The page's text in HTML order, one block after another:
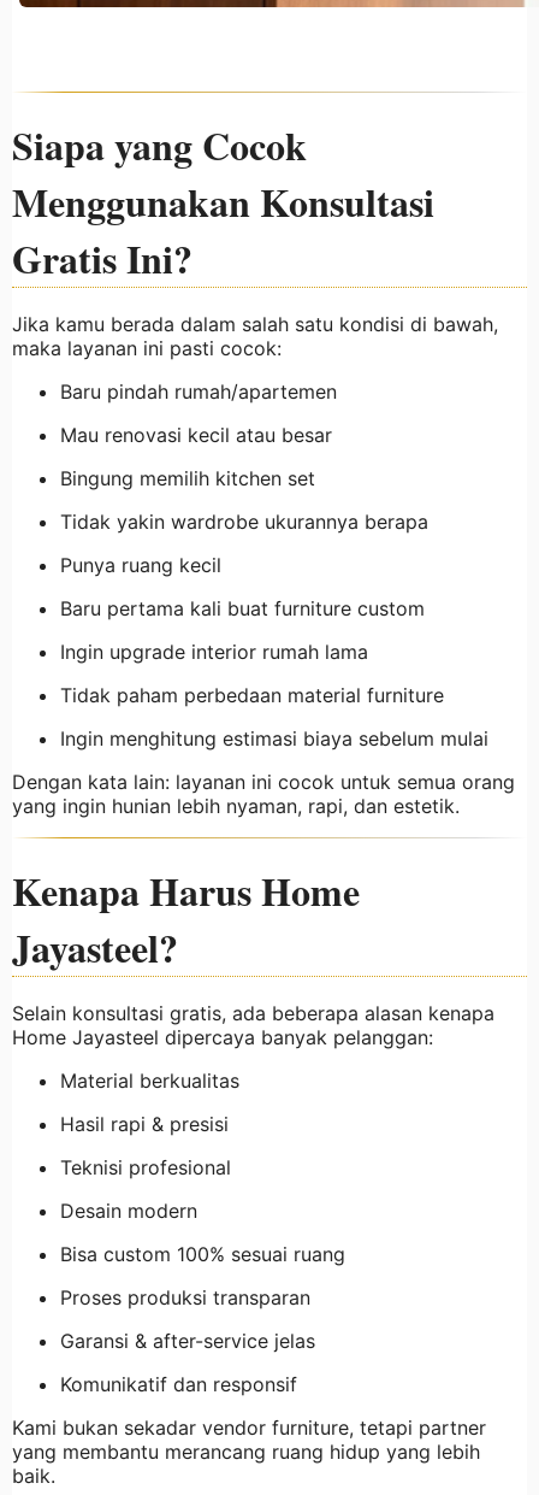
Siapa yang Cocok
Menggunakan Konsultasi
Gratis Ini?
Jika kamu berada dalam salah satu kondisi di bawah,
maka layanan ini pasti cocok:
Baru pindah rumah/apartemen
Mau renovasi kecil atau besar
Bingung memilih kitchen set
Tidak yakin wardrobe ukurannya berapa
Punya ruang kecil
Baru pertama kali buat furniture custom
Ingin upgrade interior rumah lama
Tidak paham perbedaan material furniture
Ingin menghitung estimasi biaya sebelum mulai
Dengan kata lain: layanan ini cocok untuk semua orang
yang ingin hunian lebih nyaman, rapi, dan estetik.
Kenapa Harus Home
Jayasteel?
Selain konsultasi gratis, ada beberapa alasan kenapa
Home Jayasteel dipercaya banyak pelanggan:
Material berkualitas
Hasil rapi & presisi
Teknisi profesional
Desain modern
Bisa custom 100% sesuai ruang
Proses produksi transparan
Garansi & after-service jelas
Komunikatif dan responsif
Kami bukan sekadar vendor furniture, tetapi partner
yang membantu merancang ruang hidup yang lebih
baik.